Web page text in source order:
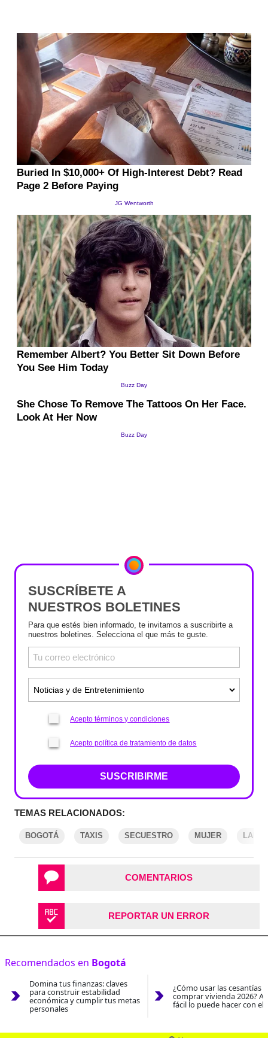
SUSCRÍBETE A
NUESTROS BOLETINES
Para que estés bien informado, te invitamos a suscribirte a
nuestros boletines. Selecciona el que más te guste.
Acepto términos y condiciones
Acepto política de tratamiento de datos
SUSCRIBIRME
TEMAS RELACIONADOS:
BOGOTÁ TAXIS SECUESTRO MUJER
COMENTARIOS
REPORTAR UN ERROR
Recomendados en Bogotá
Domina tus finanzas: claves
para construir estabilidad
económica y cumplir tus metas
personales
¿Cómo usar las cesantías
comprar vivienda 2026?
fácil lo puede hacer con el